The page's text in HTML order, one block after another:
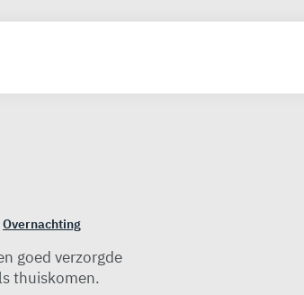
Overnachting
goed verzorgde
thuiskomen.